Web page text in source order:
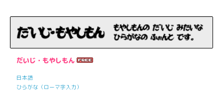
だいじ・もやしもん
日本語
ひらがな（ローマ字入力）